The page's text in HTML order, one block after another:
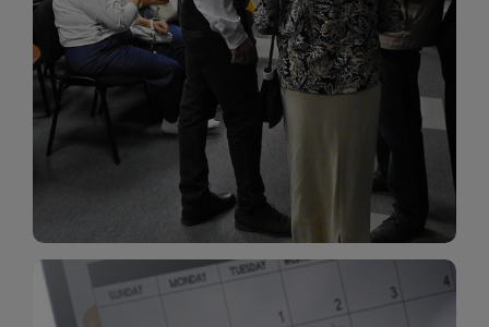
Wystawy
Biblioteka organizuje prezentujące zarówno
sztukę lokalnych twórców, jak i zbiory tematyczne.
W tej sekcji znajdziesz informacje o aktualnych
ekspozycjach oraz archiwum wystaw z